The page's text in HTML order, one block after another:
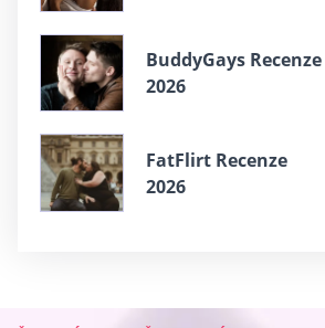
BuddyGays Recenze
2026
FatFlirt Recenze
2026